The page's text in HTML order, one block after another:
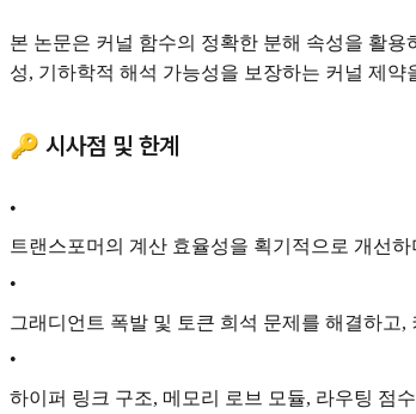
본 논문은 커널 함수의 정확한 분해 속성을 활
성, 기하학적 해석 가능성을 보장하는 커널 제
🔑 시사점 및 한계
•
트랜스포머의 계산 효율성을 획기적으로 개선
•
그래디언트 폭발 및 토큰 희석 문제를 해결하고
•
하이퍼 링크 구조, 메모리 로브 모듈, 라우팅 점